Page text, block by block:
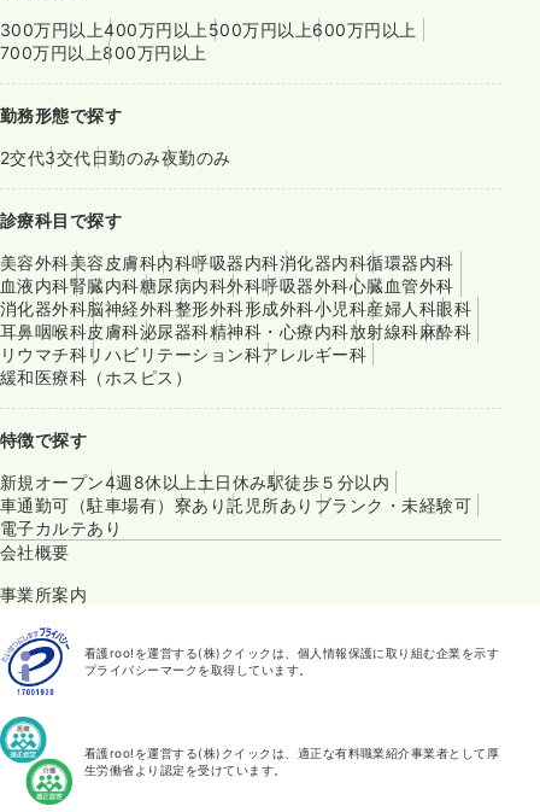
300万円以上400万円以上 500万円以上600万円以上
700万円以上800万円以上
勤務形態で探す
2交代3交代日勤のみ夜勤のみ
診療科目で探す
美容外科美容皮膚科内科呼吸器内科消化器内科循環器内科
血液内科腎臓内科糖尿病内科外科呼吸器外科心臓血管外科
消化器外科脳神経外科整形外科形成外科小児科産婦人科眼科
耳鼻咽喉科皮膚科泌尿器科精神科・心療内科放射線科麻酔科
リウマチ科リハビリテーション科アレルギー科
緩和医療科（ホスピス）
特徴で探す
新規オープン4週8休以上 土日休み駅徒歩５分以内
車通勤可（駐車場有） 寮あり託児所あり ブランク・未経験可
電子カルテあり
会社概要
事業所案内
看護roo!を運営する(株)クイックは、個人情報保護に取り組む企業を示す
プライバシーマークを取得しています。
看護roo!を運営する(株)クイックは、適正な有料職業紹介事業者として厚
生労働省より認定を受けています。